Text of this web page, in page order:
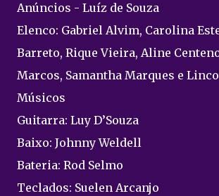
Anúncios - Luíz de Souza
Elenco: Gabriel Alvim, Carolina
Barreto, Rique Vieira, Aline
Marcos, Samantha Marques e
Músicos
Guitarra: Luy D’Souza
Baixo: Johnny Weldell
Bateria: Rod Selmo
Teclados: Suelen Arcanjo